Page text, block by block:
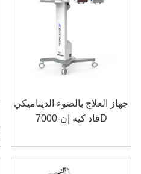
جهاز العلاج بالضوء الديناميكي
قاد كيه إن-7000D